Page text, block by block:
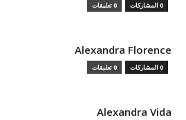
0 المشاركات 0 تعليقات
Alexandra Florence
0 المشاركات 0 تعليقات
Alexandra Vida